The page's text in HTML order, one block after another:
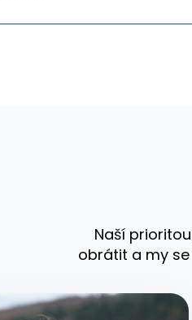
Naší
obrátit a my se